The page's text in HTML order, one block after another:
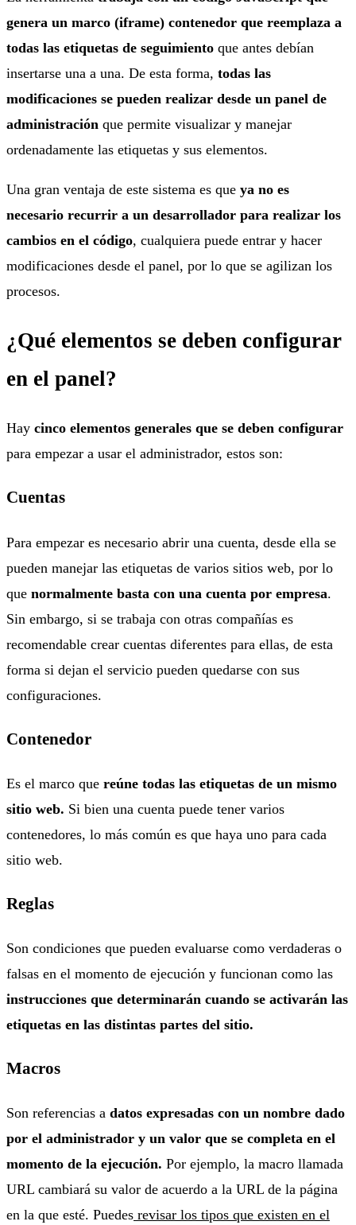
genera un marco (iframe) contenedor que reemplaza a
todas las etiquetas de seguimiento que antes debían
insertarse una a una. De esta forma, todas las
modificaciones se pueden realizar desde un panel de
administración que permite visualizar y manejar
ordenadamente las etiquetas y sus elementos.
Una gran ventaja de este sistema es que ya no es
necesario recurrir a un desarrollador para realizar los
cambios en el código, cualquiera puede entrar y hacer
modificaciones desde el panel, por lo que se agilizan los
procesos.
¿Qué elementos se deben configurar
en el panel?
Hay cinco elementos generales que se deben configurar
para empezar a usar el administrador, estos son:
Cuentas
Para empezar es necesario abrir una cuenta, desde ella se
pueden manejar las etiquetas de varios sitios web, por lo
que normalmente basta con una cuenta por empresa.
Sin embargo, si se trabaja con otras compañías es
recomendable crear cuentas diferentes para ellas, de esta
forma si dejan el servicio pueden quedarse con sus
configuraciones.
Contenedor
Es el marco que reúne todas las etiquetas de un mismo
sitio web. Si bien una cuenta puede tener varios
contenedores, lo más común es que haya uno para cada
sitio web.
Reglas
Son condiciones que pueden evaluarse como verdaderas o
falsas en el momento de ejecución y funcionan como las
instrucciones que determinarán cuando se activarán las
etiquetas en las distintas partes del sitio.
Macros
Son referencias a datos expresadas con un nombre dado
por el administrador y un valor que se completa en el
momento de la ejecución. Por ejemplo, la macro llamada
URL cambiará su valor de acuerdo a la URL de la página
en la que esté. Puedes revisar los tipos que existen en el